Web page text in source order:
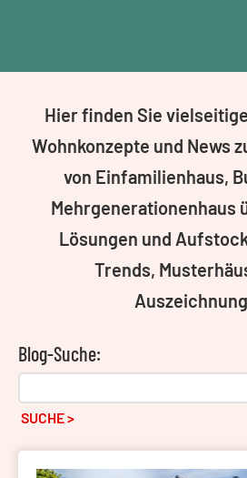
Hier finden Sie
Wohnkonzepte und News
von Einfamilienhaus,
Mehrgenerationenhaus
Lösungen und
Trends,
Blog-Suche:
SUCHE >